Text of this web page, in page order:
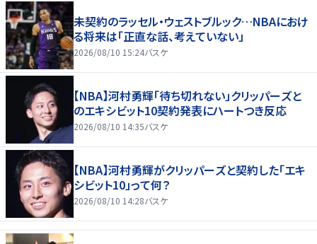
未契約のラッセル・ウェストブルック…NBAにおけ
る将来は「正直な話、考えていない」
2026/08/10 15:24バスケ
【NBA】河村勇輝「待ち切れない」クリッパーズと
のエキシビット10契約発表にハートつき反応
2026/08/10 14:35バスケ
【NBA】河村勇輝がクリッパーズと契約した「エキ
シビット10」って何？
2026/08/10 14:28バスケ